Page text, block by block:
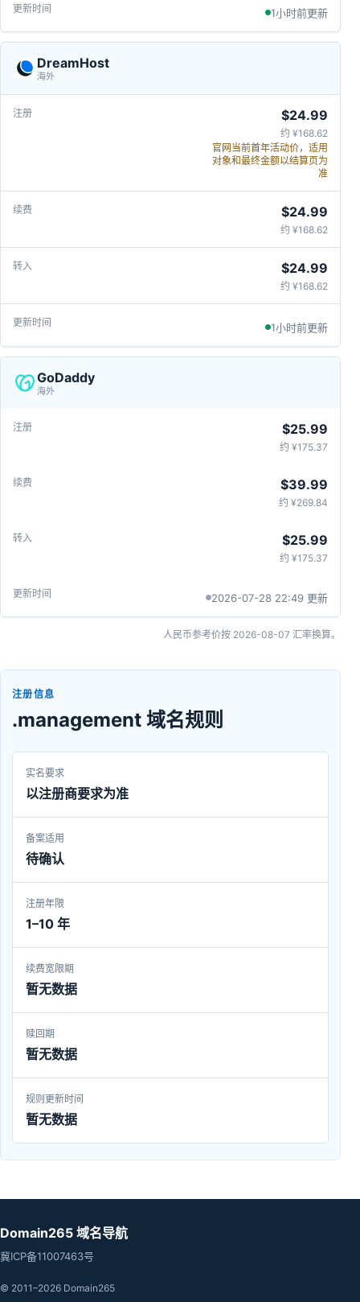
1小时前更新
DreamHost
海外
$24.99
约 ¥168.62
官网当前首年活动价，适用
对象和最终金额以结算页为
准
$24.99
约 ¥168.62
$24.99
约 ¥168.62
1小时前更新
GoDaddy
海外
$25.99
约 ¥175.37
$39.99
约 ¥269.84
$25.99
约 ¥175.37
2026-07-28 22:49 更新
人民币参考价按 2026-08-07 汇率换算。
注册信息
.management 域名规则
实名要求
以注册商要求为准
备案适用
待确认
注册年限
1–10 年
续费宽限期
暂无数据
赎回期
暂无数据
规则更新时间
暂无数据
Domain265 域名导航
冀ICP备11007463号
© 2011–2026 Domain265